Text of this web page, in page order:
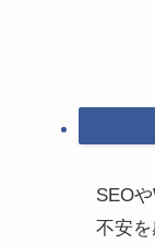
SEO
不安